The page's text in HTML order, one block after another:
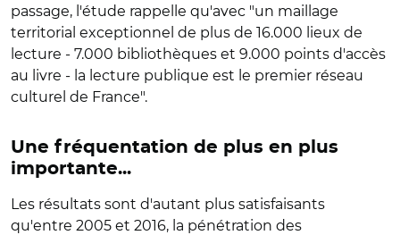
passage, l'étude rappelle qu'avec "un maillage
territorial exceptionnel de plus de 16.000 lieux de
lecture - 7.000 bibliothèques et 9.000 points d'accès
au livre - la lecture publique est le premier réseau
culturel de France".
Une fréquentation de plus en plus
importante...
Les résultats sont d'autant plus satisfaisants
qu'entre 2005 et 2016, la pénétration des